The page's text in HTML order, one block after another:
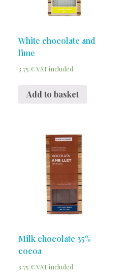
White chocolate and
lime
3.75 € VAT included
Add to basket
Milk chocolate 35%
cocoa
3.75 € VAT included